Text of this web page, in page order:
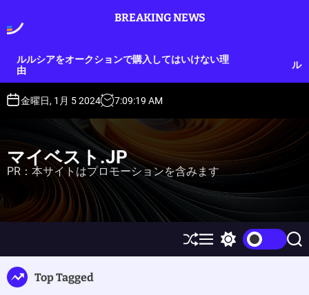
o
BREAKING NEWS
ョンで購入してはいけない理 ルルシアは2つのタイプ
金曜日, 1月 5 2024 7:09:20 AM
マイベスト.JP
PR：本サイトはプロモーションを含みます
S
h
M
e w
S
e
Top Tagged